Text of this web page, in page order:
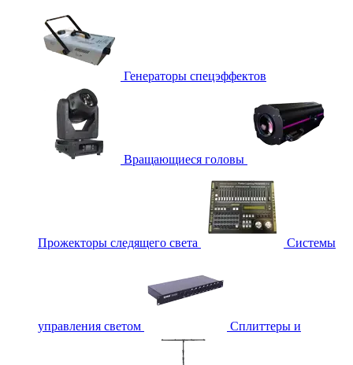
Генераторы спецэффектов
Вращающиеся головы
Прожекторы следящего света Системы
управления светом Сплиттеры и